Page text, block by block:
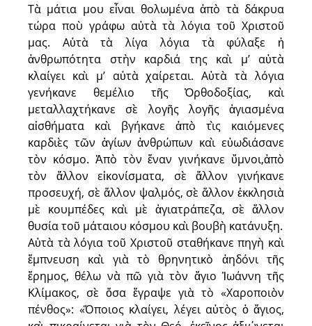
Τὰ μάτια μου εἶναι θολωμένα ἀπὸ τὰ δάκρυα
τώρα ποὺ γράφω αὐτὰ τὰ λόγια τοῦ Χριστοῦ
μας. Αὐτὰ τὰ λίγα λόγια τὰ φύλαξε ἡ
ἀνθρωπότητα στὴν καρδιά της καὶ μ’ αὐτὰ
κλαίγει καὶ μ’ αὐτὰ χαίρεται. Αὐτὰ τὰ λόγια
γενήκανε θεμέλιο τῆς Ὀρθοδοξίας, καὶ
μεταλλαχτήκανε σὲ λογῆς λογῆς ἁγιασμένα
αἰσθήματα καὶ βγήκανε ἀπὸ τὶς καιόμενες
καρδιὲς τῶν ἁγίων ἀνθρώπων καὶ εὐωδιάσανε
τὸν κόσμο. Ἀπὸ τὸν ἕναν γινήκανε ὕμνοι,ἀπὸ
τὸν ἄλλον εἰκονίσματα, σὲ ἄλλον γινήκανε
προσευχή, σὲ ἄλλον ψαλμός, σὲ ἄλλον ἐκκλησιὰ
μὲ κουμπέδες καὶ μὲ ἁγιατράπεζα, σὲ ἄλλον
θυσία τοῦ μάταιου κόσμου καὶ βουβὴ κατάνυξη.
Αὐτὰ τὰ λόγια τοῦ Χριστοῦ σταθήκανε πηγὴ καὶ
ἔμπνευση καὶ γιὰ τὸ θρηνητικὸ ἀηδόνι τῆς
ἔρημος, θέλω νὰ πῶ γιὰ τὸν ἅγιο Ἰωάννη τῆς
Κλίμακος, σὲ ὅσα ἔγραψε γιὰ τὸ «Χαροποιὸν
πένθος»: «Ὅποιος κλαίγει, λέγει αὐτὸς ὁ ἅγιος,